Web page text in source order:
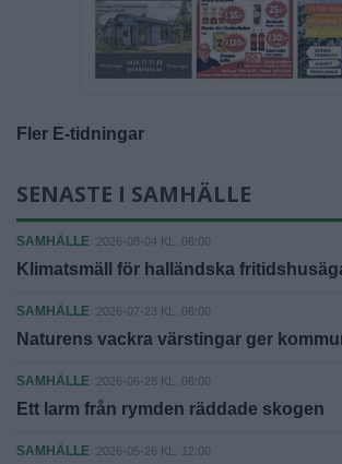
Fler E-tidningar
SENASTE I SAMHÄLLE
SAMHÄLLE 2026-08-04 KL. 06:00
Klimatsmäll för halländska
SAMHÄLLE 2026-07-23 KL. 06:00
Naturens vackra värstingar ger
SAMHÄLLE 2026-06-28 KL. 06:00
Ett larm från rymden räddade skogen
SAMHÄLLE 2026-05-26 KL. 12:00